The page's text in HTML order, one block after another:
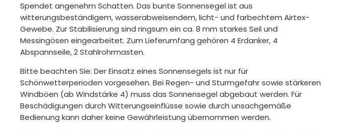
Spendet angenehm Schatten. Das bunte Sonnensegel ist aus
witterungsbeständigem, wasserabweisendem, licht- und farbechtem Airtex-
Gewebe. Zur Stabilisierung sind ringsum ein ca. 8 mm starkes Seil und
Messingösen eingearbeitet. Zum Lieferumfang gehören 4 Erdanker, 4
Abspannseile, 2 Stahlrohrmasten.
Bitte beachten Sie: Der Einsatz eines Sonnensegels ist nur für
Schönwetterperioden vorgesehen. Bei Regen- und Sturmgefahr sowie stärkeren
Windböen (ab Windstärke 4) muss das Sonnensegel abgebaut werden. Für
Beschädigungen durch Witterungseinflüsse sowie durch unsachgemäße
Bedienung kann daher keine Gewährleistung übernommen werden.